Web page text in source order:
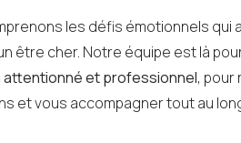
les défis émotionnels qui
être cher. Notre équipe est là
attentionné et professionnel, pour
et vous accompagner tout au